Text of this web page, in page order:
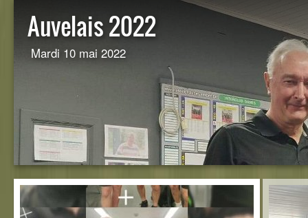
Auvelais 2022
Mardi 10 mai 2022